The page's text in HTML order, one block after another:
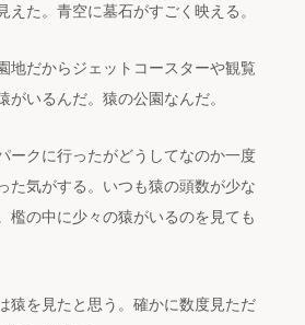
えた。青空に墓石がすごく映える。
地だからジェットコースターや観覧
がいるんだ。猿の公園なんだ。
ークに行ったがどうしてなのか一度
た気がする。いつも猿の頭数が少な
檻の中に少々の猿がいるのを見ても
猿を見たと思う。確かに数度見ただ